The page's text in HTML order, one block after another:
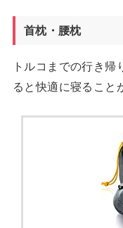
首枕・腰枕
トルコまでの行き
ると快適に寝ること